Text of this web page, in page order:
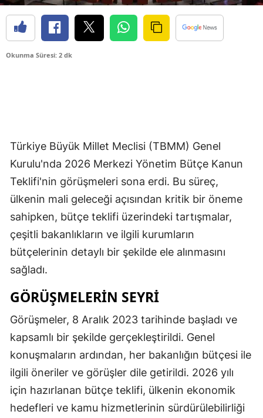
Okunma Süresi: 2 dk
Türkiye Büyük Millet Meclisi (TBMM) Genel
Kurulu'nda 2026 Merkezi Yönetim Bütçe Kanun
Teklifi'nin görüşmeleri sona erdi. Bu süreç,
ülkenin mali geleceği açısından kritik bir öneme
sahipken, bütçe teklifi üzerindeki tartışmalar,
çeşitli bakanlıkların ve ilgili kurumların
bütçelerinin detaylı bir şekilde ele alınmasını
sağladı.
GÖRÜŞMELERIN SEYRI
Görüşmeler, 8 Aralık 2023 tarihinde başladı ve
kapsamlı bir şekilde gerçekleştirildi. Genel
konuşmaların ardından, her bakanlığın bütçesi ile
ilgili öneriler ve görüşler dile getirildi. 2026 yılı
için hazırlanan bütçe teklifi, ülkenin ekonomik
hedefleri ve kamu hizmetlerinin sürdürülebilirliği